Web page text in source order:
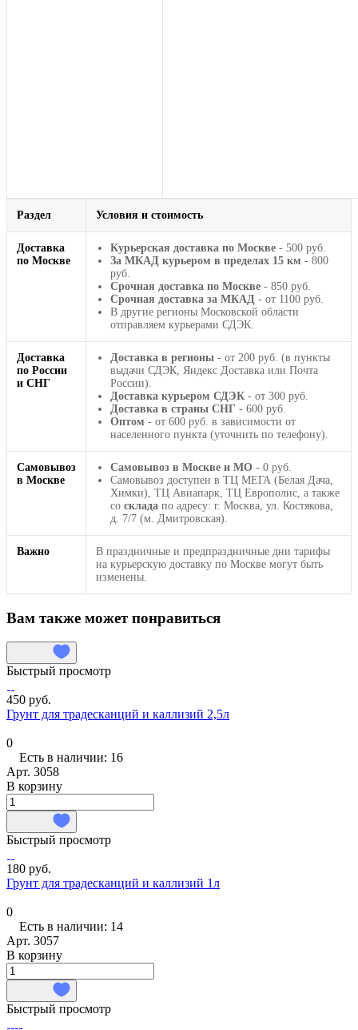
Раздел Условия и стоимость
Доставка
по Москве
Курьерская доставка по Москве - 500 руб.
За МКАД курьером в пределах 15 км - 800
руб.
Срочная доставка по Москве - 850 руб.
Срочная доставка за МКАД - от 1100 руб.
В другие регионы Московской области
отправляем курьерами СДЭК.
Доставка
по России
и СНГ
Доставка в регионы - от 200 руб. (в пункты
выдачи СДЭК, Яндекс Доставка или Почта
России).
Доставка курьером СДЭК - от 300 руб.
Доставка в страны СНГ - 600 руб.
Оптом - от 600 руб. в зависимости от
населенного пункта (уточнить по телефону).
Самовывоз
в Москве
Самовывоз в Москве и МО - 0 руб.
Самовывоз доступен в ТЦ МЕГА (Белая Дача,
Химки), ТЦ Авиапарк, ТЦ Европолис, а также
со склада по адресу: г. Москва, ул. Костякова,
д. 7/7 (м. Дмитровская).
Важно
В праздничные и предпраздничные дни тарифы
на курьерскую доставку по Москве могут быть
изменены.
Вам также может понравиться
Быстрый просмотр
450 руб.
Грунт для традесканций и каллизий 2,5л
0
Есть в наличии: 16
Арт. 3058
В корзину
Быстрый просмотр
180 руб.
Грунт для традесканций и каллизий 1л
0
Есть в наличии: 14
Арт. 3057
В корзину
Быстрый просмотр